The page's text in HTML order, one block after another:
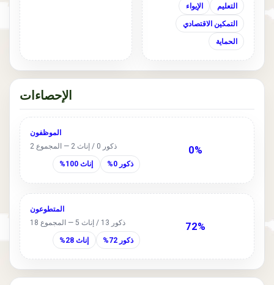
التعليم الإيواء
التمكين الاقتصادي
الحماية
الإحصاءات
0%
الموظفون
ذكور 0 / إناث 2 — المجموع 2
ذكور 0% إناث 100%
72%
المتطوعون
ذكور 13 / إناث 5 — المجموع 18
ذكور 72% إناث 28%